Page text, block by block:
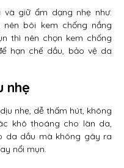
giữ ẩm dạng nhẹ như:
bôi kem chống nắng
thì nên chọn kem chống
hạn chế dầu, bảo vệ da
nhẹ
nhẹ, dễ thấm hút, không
khô thoáng cho làn da,
da dầu mà không gây ra
nổi mụn.